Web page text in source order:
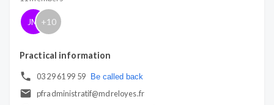
JM +10
Practical information
03 29 61 99 59 Be called back
pfradministratif@mdreloyes.fr